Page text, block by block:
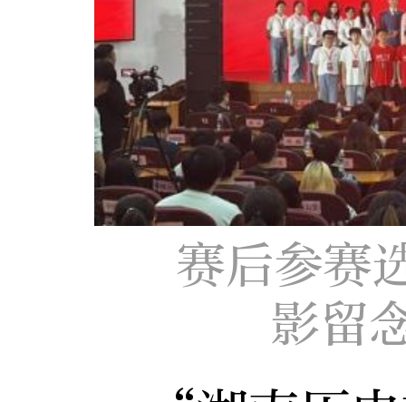
赛后参赛
影留